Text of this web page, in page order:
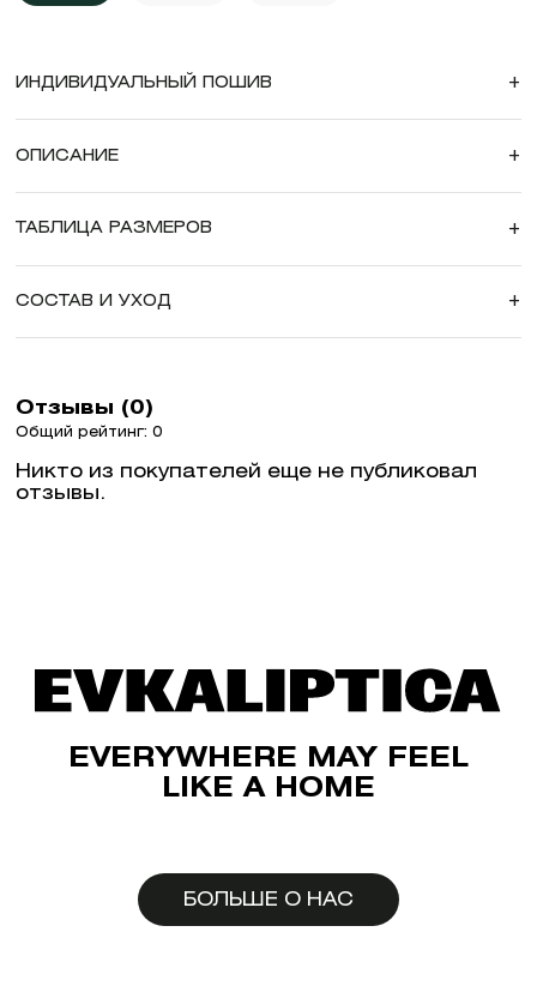
ИНДИВИДУАЛЬНЫЙ ПОШИВ +
ОПИСАНИЕ +
ТАБЛИЦА РАЗМЕРОВ +
СОСТАВ И УХОД +
Отзывы (0)
Общий рейтинг: 0
Никто из покупателей еще не публиковал
отзывы.
EVERYWHERE MAY FEEL
LIKE A HOME
БОЛЬШЕ О НАС